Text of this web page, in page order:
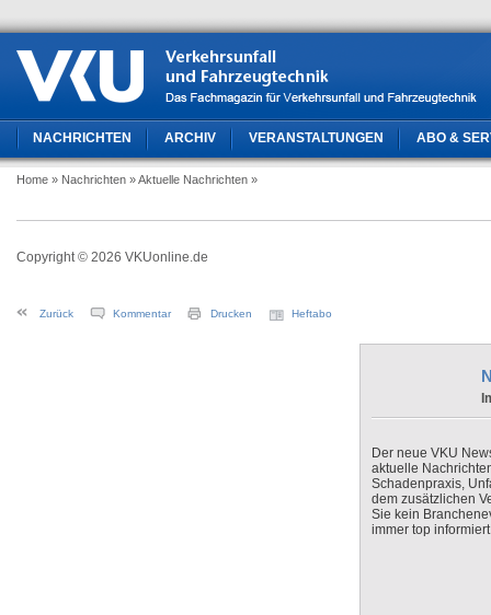
NACHRICHTEN ARCHIV VERANSTALTUNGEN ABO &
Home » Nachrichten » Aktuelle Nachrichten »
Copyright © 2026 VKUonline.de
Zurück Kommentar Drucken Heftabo
Der neue VKU
aktuelle
Schadenpraxis,
dem zusätzlichen
Sie kein
immer top